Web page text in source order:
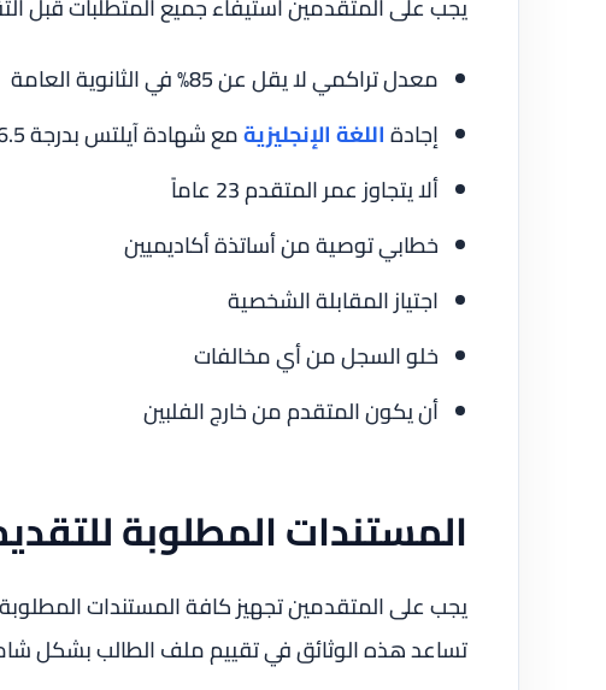
يجب على المتقدمين استيفاء جميع المتطلبات قبل
معدل تراكمي لا يقل عن 85% في الثانوية العامة
إجادةاللغة الإنجليزيةمع شهادة آيلتس بدرجة 6.5 كحد أدنى
ألا يتجاوز عمر المتقدم 23 عاماً
خطابي توصية من أساتذة أكاديميين
اجتياز المقابلة الشخصية
خلو السجل من أي مخالفات
أن يكون المتقدم من خارج الفلبين
المستندات المطلوبة
يجب على المتقدمين تجهيز كافة المستندات
تساعد هذه الوثائق في تقييم ملف الطالب بشكل